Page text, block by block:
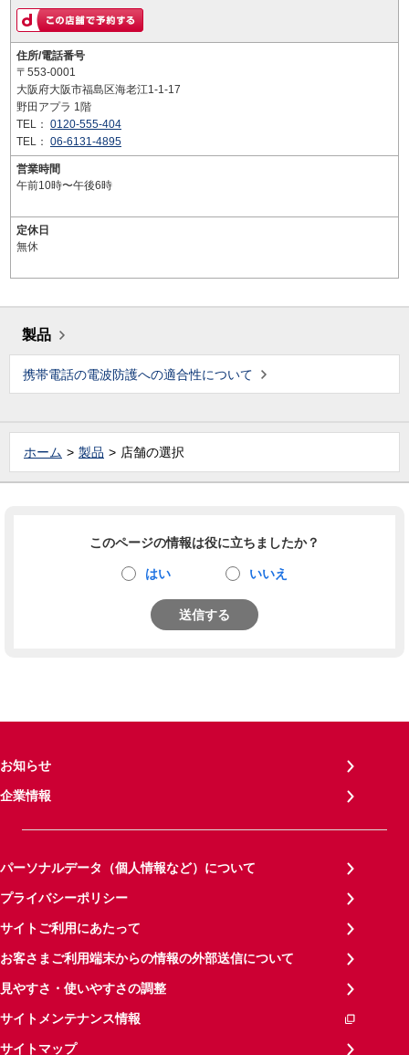
住所/電話番号
〒553-0001
大阪府大阪市福島区海老江1-1-17
野田アプラ 1階
TEL： 0120-555-404
TEL： 06-6131-4895
営業時間
午前10時〜午後6時
定休日
無休
製品
携帯電話の電波防護への適合性について
ホーム 製品 店舗の選択
このページの情報は役に立ちましたか？
はい いいえ
送信する
お知らせ
企業情報
パーソナルデータ（個人情報など）について
プライバシーポリシー
サイトご利用にあたって
お客さまご利用端末からの情報の外部送信について
見やすさ・使いやすさの調整
サイトメンテナンス情報
サイトマップ